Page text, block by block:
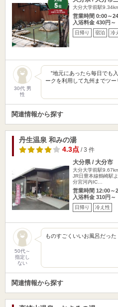
大分大学前駅
営業時間 0:00～
入浴料金 430円～
日帰り 宿泊 冷
30代 男
性
”地元にあったら毎日でも
ークを利用して九州までツ
関連情報から探す
丹生温泉 和みの湯
4.3点/ 3 件
大分県 / 大分市
大分大学前駅
JR日豊本線鶴崎駅
分宮河内IC…
営業時間 12:00～
入浴料金 310円～
日帰り 冷え性
50代～
指定し
ない
ものすごくいいお風呂だった
関連情報から探す